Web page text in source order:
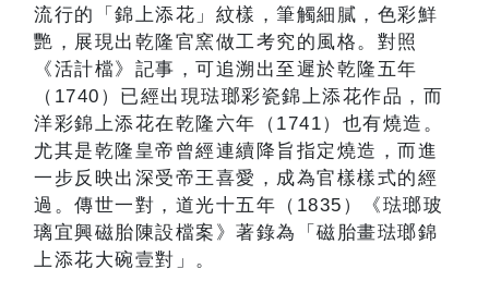
流行的「錦上添花」紋樣，筆觸細膩，色彩鮮
艷，展現出乾隆官窯做工考究的風格。對照
《活計檔》記事，可追溯出至遲於乾隆五年
（1740）已經出現琺瑯彩瓷錦上添花作品，而
洋彩錦上添花在乾隆六年（1741）也有燒造。
尤其是乾隆皇帝曾經連續降旨指定燒造，而進
一步反映出深受帝王喜愛，成為官樣樣式的經
過。傳世一對，道光十五年（1835）《琺瑯玻
璃宜興磁胎陳設檔案》著錄為「磁胎畫琺瑯錦
上添花大碗壹對」。